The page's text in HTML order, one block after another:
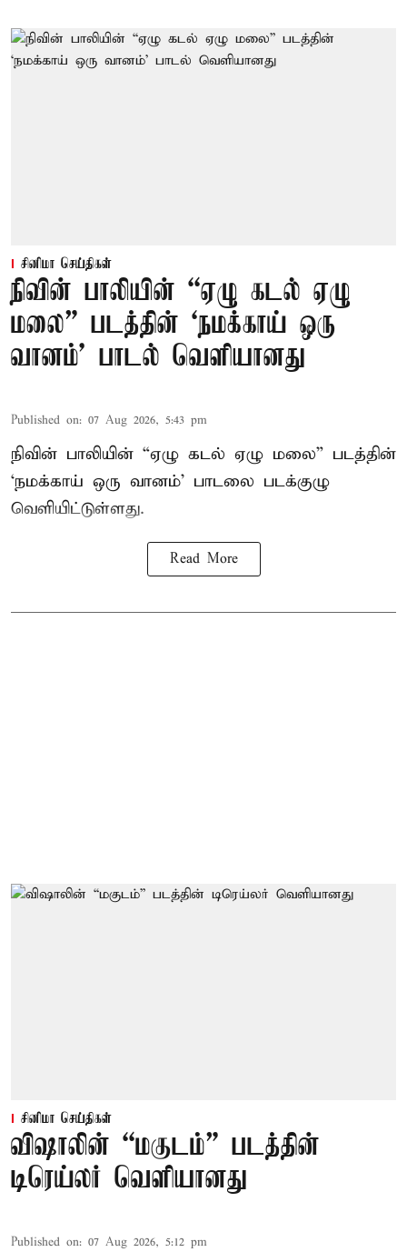
சினிமா செய்திகள்
நிவின் பாலியின் “ஏழு கடல் ஏழு
மலை” படத்தின் ‘நமக்காய் ஒரு
வானம்’ பாடல் வெளியானது
Published on: 07 Aug 2026, 5:43 pm
நிவின் பாலியின் “ஏழு கடல் ஏழு மலை” படத்தின்
‘நமக்காய் ஒரு வானம்’ பாடலை படக்குழு
வெளியிட்டுள்ளது.
Read More
சினிமா செய்திகள்
விஷாலின் “மகுடம்” படத்தின்
டிரெய்லர் வெளியானது
Published on: 07 Aug 2026, 5:12 pm